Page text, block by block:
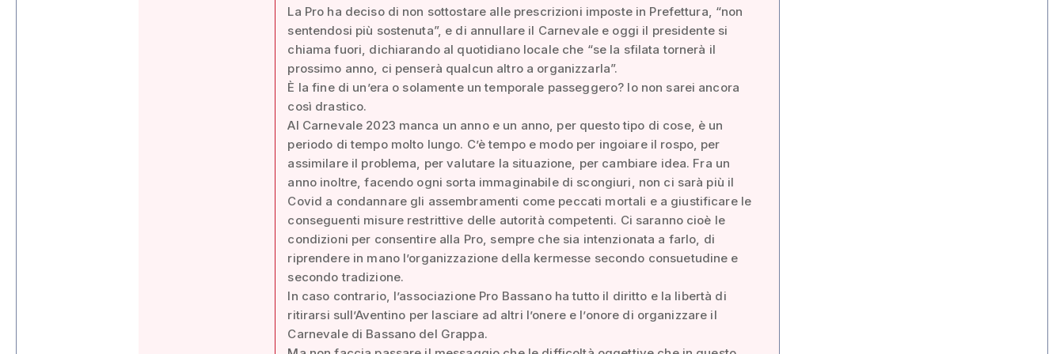
La Pro ha deciso di non sottostare alle prescrizioni imposte in Prefettura, “non
sentendosi più sostenuta”, e di annullare il Carnevale e oggi il presidente si
chiama fuori, dichiarando al quotidiano locale che “se la sfilata tornerà il
prossimo anno, ci penserà qualcun altro a organizzarla”.
È la fine di un’era o solamente un temporale passeggero? Io non sarei ancora
così drastico.
Al Carnevale 2023 manca un anno e un anno, per questo tipo di cose, è un
periodo di tempo molto lungo. C’è tempo e modo per ingoiare il rospo, per
assimilare il problema, per valutare la situazione, per cambiare idea. Fra un
anno inoltre, facendo ogni sorta immaginabile di scongiuri, non ci sarà più il
Covid a condannare gli assembramenti come peccati mortali e a giustificare le
conseguenti misure restrittive delle autorità competenti. Ci saranno cioè le
condizioni per consentire alla Pro, sempre che sia intenzionata a farlo, di
riprendere in mano l’organizzazione della kermesse secondo consuetudine e
secondo tradizione.
In caso contrario, l’associazione Pro Bassano ha tutto il diritto e la libertà di
ritirarsi sull’Aventino per lasciare ad altri l’onere e l’onore di organizzare il
Carnevale di Bassano del Grappa.